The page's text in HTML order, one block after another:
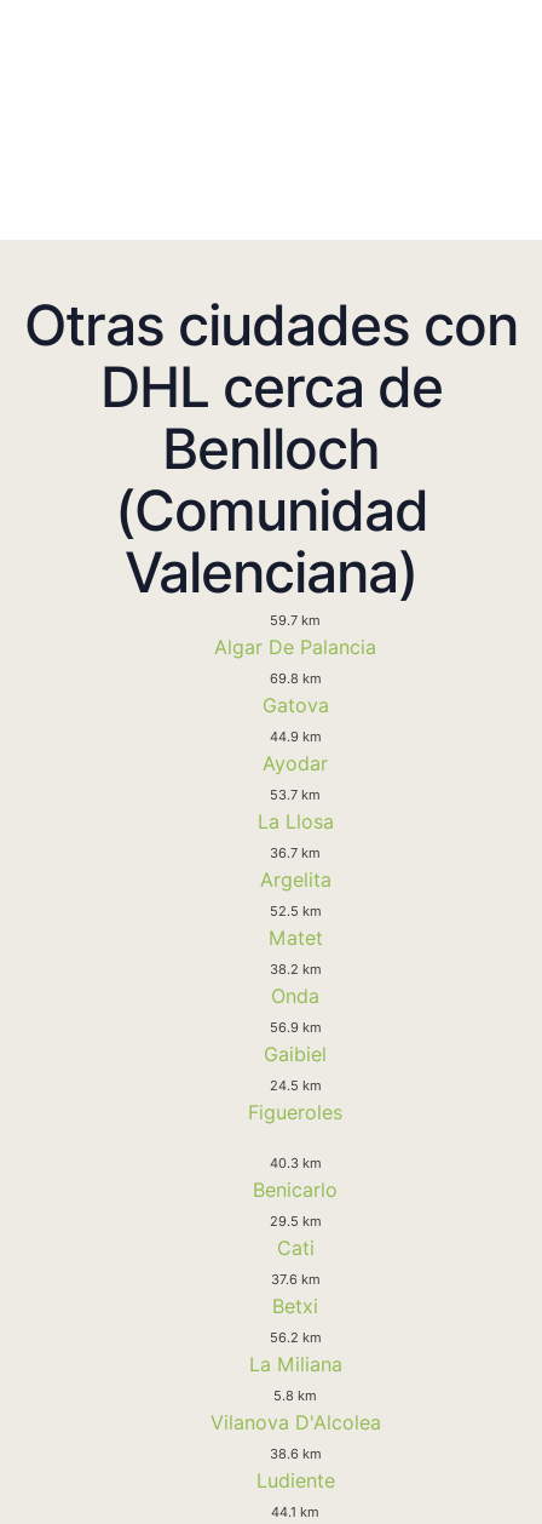
Otras ciudades con
DHL cerca de
Benlloch
(Comunidad
Valenciana)
59.7 km
Algar De Palancia
69.8 km
Gatova
44.9 km
Ayodar
53.7 km
La Llosa
36.7 km
Argelita
52.5 km
Matet
38.2 km
Onda
56.9 km
Gaibiel
24.5 km
Figueroles
40.3 km
Benicarlo
29.5 km
Cati
37.6 km
Betxi
56.2 km
La Miliana
5.8 km
Vilanova D'Alcolea
38.6 km
Ludiente
44.1 km